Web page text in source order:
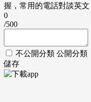
握，常用的電話對談英文
0
/500
不公開分類 公開分類
儲存